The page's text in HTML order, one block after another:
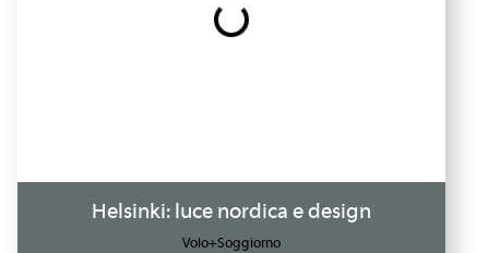
Helsinki: luce nordica e design
Volo+Soggiorno